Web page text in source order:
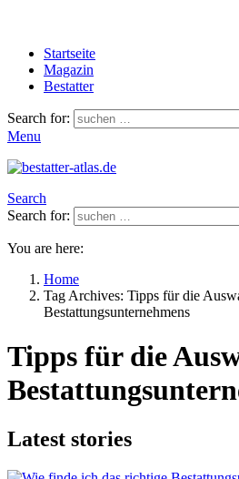
Startseite
Magazin
Bestatter
Search for:
Menu
Search
Search for:
You are here:
Home
Tag Archives: Tipps für die
Bestattungsunternehmens
Tipps für die
Latest stories